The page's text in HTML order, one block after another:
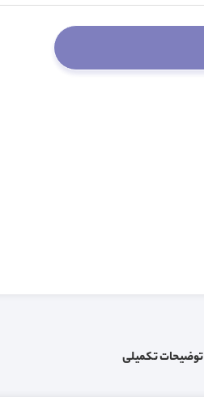
توضیحات تکمیلی